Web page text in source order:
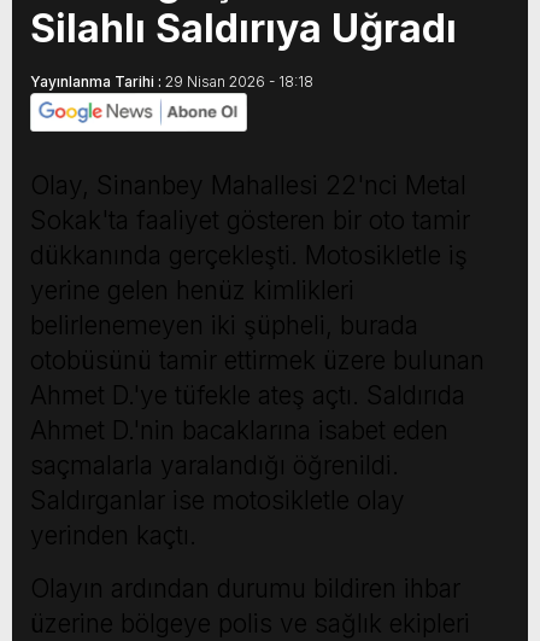
Silahlı Saldırıya Uğradı
Yayınlanma Tarihi : 29 Nisan 2026 - 18:18
Olay, Sinanbey Mahallesi 22'nci Metal
Sokak'ta faaliyet gösteren bir oto tamir
dükkanında gerçekleşti. Motosikletle iş
yerine gelen henüz kimlikleri
belirlenemeyen iki şüpheli, burada
otobüsünü tamir ettirmek üzere bulunan
Ahmet D.'ye tüfekle ateş açtı. Saldırıda
Ahmet D.'nin bacaklarına isabet eden
saçmalarla yaralandığı öğrenildi.
Saldırganlar ise motosikletle olay
yerinden kaçtı.
Olayın ardından durumu bildiren ihbar
üzerine bölgeye polis ve sağlık ekipleri